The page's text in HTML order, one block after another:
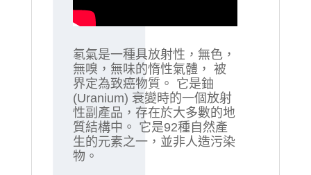
氡氣是一種具放射性，無色，
無嗅，無味的惰性氣體， 被
界定為致癌物質。 它是鈾
(Uranium) 衰變時的一個放射
性副產品，存在於大多數的地
質結構中。 它是92種自然產
生的元素之一，並非人造污染
物。